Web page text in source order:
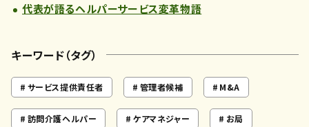
代表が語るヘルパーサービス変革物語
キーワード（タグ）
サービス提供責任者 管理者候補 M&A
訪問介護ヘルパー ケアマネジャー お局